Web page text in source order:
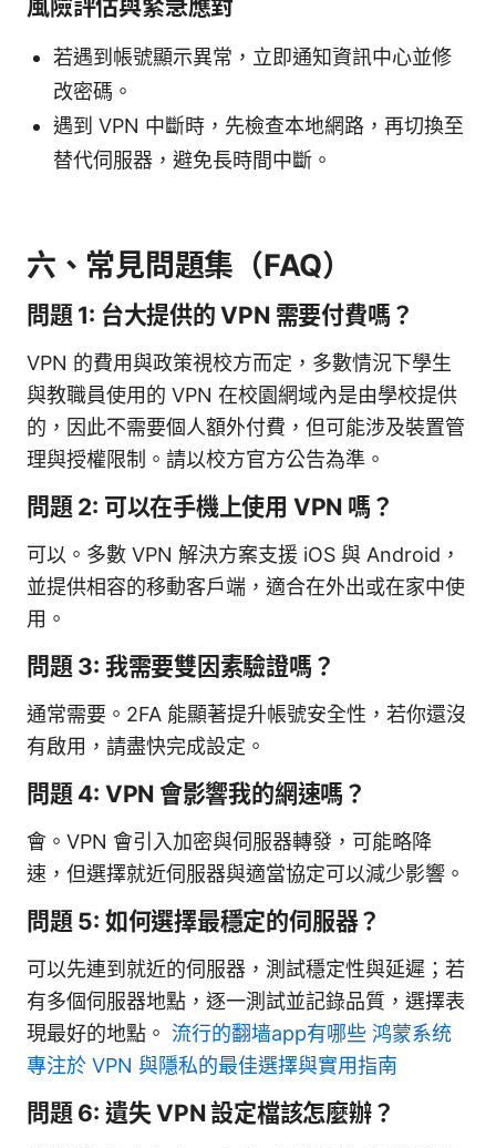
風險評估與緊急應對
若遇到帳號顯示異常，立即通知資訊中心並修
改密碼。
遇到 VPN 中斷時，先檢查本地網路，再切換至
替代伺服器，避免長時間中斷。
六、常見問題集（FAQ）
問題 1: 台大提供的 VPN 需要付費嗎？
VPN 的費用與政策視校方而定，多數情況下學生
與教職員使用的 VPN 在校園網域內是由學校提供
的，因此不需要個人額外付費，但可能涉及裝置管
理與授權限制。請以校方官方公告為準。
問題 2: 可以在手機上使用 VPN 嗎？
可以。多數 VPN 解決方案支援 iOS 與 Android，
並提供相容的移動客戶端，適合在外出或在家中使
用。
問題 3: 我需要雙因素驗證嗎？
通常需要。2FA 能顯著提升帳號安全性，若你還沒
有啟用，請盡快完成設定。
問題 4: VPN 會影響我的網速嗎？
會。VPN 會引入加密與伺服器轉發，可能略降
速，但選擇就近伺服器與適當協定可以減少影響。
問題 5: 如何選擇最穩定的伺服器？
可以先連到就近的伺服器，測試穩定性與延遲；若
有多個伺服器地點，逐一測試並記錄品質，選擇表
現最好的地點。 流行的翻墙app有哪些 鸿蒙系统
專注於 VPN 與隱私的最佳選擇與實用指南
問題 6: 遺失 VPN 設定檔該怎麼辦？